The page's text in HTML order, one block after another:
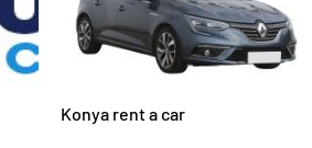
Konya rent a car